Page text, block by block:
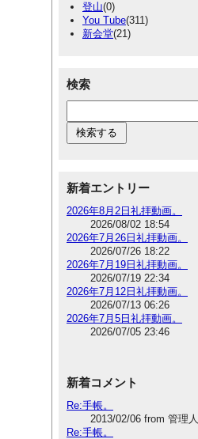
登山(0)
You Tube(311)
新会堂(21)
検索
新着エントリー
2026年8月2日礼拝動画。
2026/08/02 18:54
2026年7月26日礼拝動画。
2026/07/26 18:22
2026年7月19日礼拝動画。
2026/07/19 22:34
2026年7月12日礼拝動画。
2026/07/13 06:26
2026年7月5日礼拝動画。
2026/07/05 23:46
新着コメント
Re:手帳。
2013/02/06 from 管理人
Re:手帳。